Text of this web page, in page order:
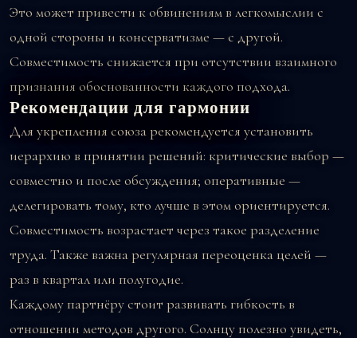
Это может привести к обвинениям в легкомыслии с
одной стороны и консерватизме — с другой.
Совместимость снижается при отсутствии взаимного
признания обоснованности каждого подхода.
Рекомендации для гармонии
Для укрепления союза рекомендуется установить
иерархию в принятии решений: критические выбор —
совместно и после обсуждения; оперативные —
делегировать тому, кто лучше в этом ориентируется.
Совместимость возрастает через такое разделение
труда. Также важна регулярная переоценка целей —
раз в квартал или полугодие.
Каждому партнёру стоит развивать гибкость в
отношении методов другого. Солнцу полезно увидеть,